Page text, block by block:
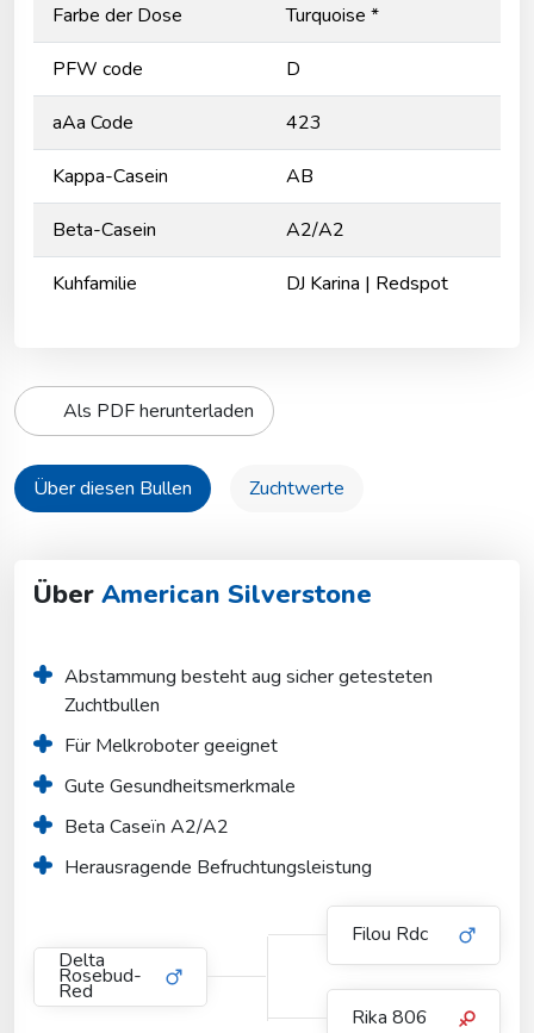
Farbe der Dose Turquoise *
PFW code D
aAa Code 423
Kappa-Casein AB
Beta-Casein A2/A2
Kuhfamilie DJ Karina | Redspot
Über diesen Bullen Zuchtwerte
Als PDF herunterladen
Über American Silverstone
Abstammung besteht aug sicher getesteten
Zuchtbullen
Für Melkroboter geeignet
Gute Gesundheitsmerkmale
Beta Caseïn A2/A2
Herausragende Befruchtungsleistung
Delta
Rosebud-
Red
Filou Rdc
Rika 806